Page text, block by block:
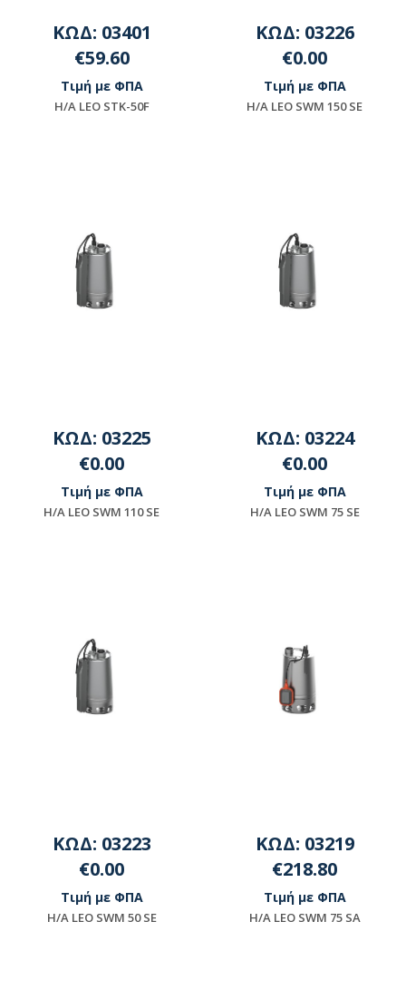
ΚΩΔ: 03401
€59.60
Τιμή με ΦΠΑ
Η/Α LEO STK-50F
ΚΩΔ: 03226
€0.00
Τιμή με ΦΠΑ
H/A LEO SWΜ 150 SE
ΚΩΔ: 03225
€0.00
Τιμή με ΦΠΑ
H/A LEO SWΜ 110 SE
ΚΩΔ: 03224
€0.00
Τιμή με ΦΠΑ
H/A LEO SWΜ 75 SE
ΚΩΔ: 03223
€0.00
Τιμή με ΦΠΑ
H/A LEO SWΜ 50 SE
ΚΩΔ: 03219
€218.80
Τιμή με ΦΠΑ
H/A LEO SWΜ 75 SA